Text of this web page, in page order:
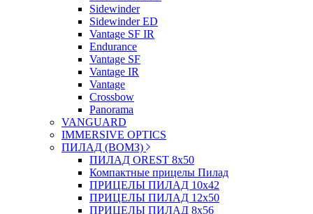
Sidewinder
Sidewinder ED
Vantage SF IR
Endurance
Vantage SF
Vantage IR
Vantage
Crossbow
Panorama
VANGUARD
IMMERSIVE OPTICS
ПИЛАД (ВОМЗ)
ПИЛАД OREST 8х50
Компактные прицелы Пилад
ПРИЦЕЛЫ ПИЛАД 10х42
ПРИЦЕЛЫ ПИЛАД 12х50
ПРИЦЕЛЫ ПИЛАД 8х56